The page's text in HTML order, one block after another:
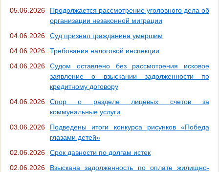
05.06.2026
Продолжается рассмотрение уголовного дела об
организации незаконной миграции
04.06.2026
Суд признал гражданина умершим
04.06.2026
Требования налоговой инспекции
04.06.2026
Судом оставлено без рассмотрения исковое
заявление о взыскании задолженности по
кредитному договору
04.06.2026
Спор о разделе лицевых счетов за
коммунальные услуги
03.06.2026
Подведены итоги конкурса рисунков «Победа
глазами детей»
02.06.2026
Срок давности по долгам истек
02.06.2026
Взыскана задолженность по оплате жилищно-